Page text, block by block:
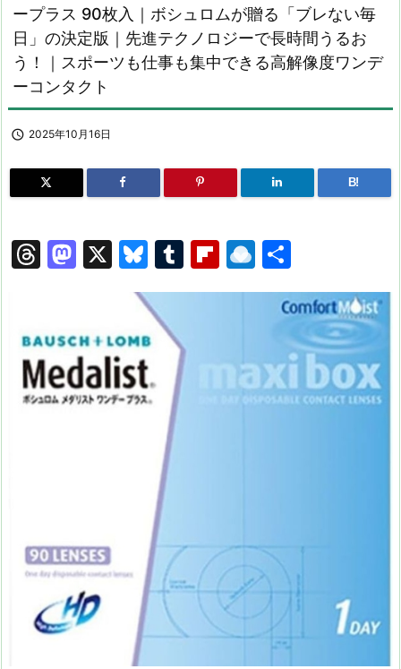
ープラス 90枚入｜ボシュロムが贈る「ブレない毎
日」の決定版｜先進テクノロジーで長時間うるお
う！｜スポーツも仕事も集中できる高解像度ワンデ
ーコンタクト
 2025年10月16日
B!
T
a
d
s
M
o
d
o
X
Bl
e
s
k
y
T
bl
r
Fl
ar
d
R
o
p.